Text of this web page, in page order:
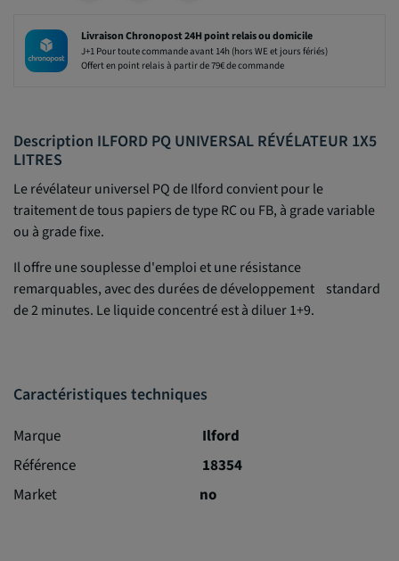
Livraison Chronopost 24H point relais ou domicile
J+1 Pour toute commande avant 14h (hors WE et jours fériés)
Offert en point relais à partir de 79€ de commande
Description ILFORD PQ UNIVERSAL RÉVÉLATEUR 1X5
LITRES
Le révélateur universel PQ de Ilford convient pour le
traitement de tous papiers de type RC ou FB, à grade variable
ou à grade fixe.
Il offre une souplesse d'emploi et une résistance
remarquables, avec des durées de développement standard
de 2 minutes. Le liquide concentré est à diluer 1+9.
Caractéristiques techniques
Marque
Ilford
Référence
18354
Market
no